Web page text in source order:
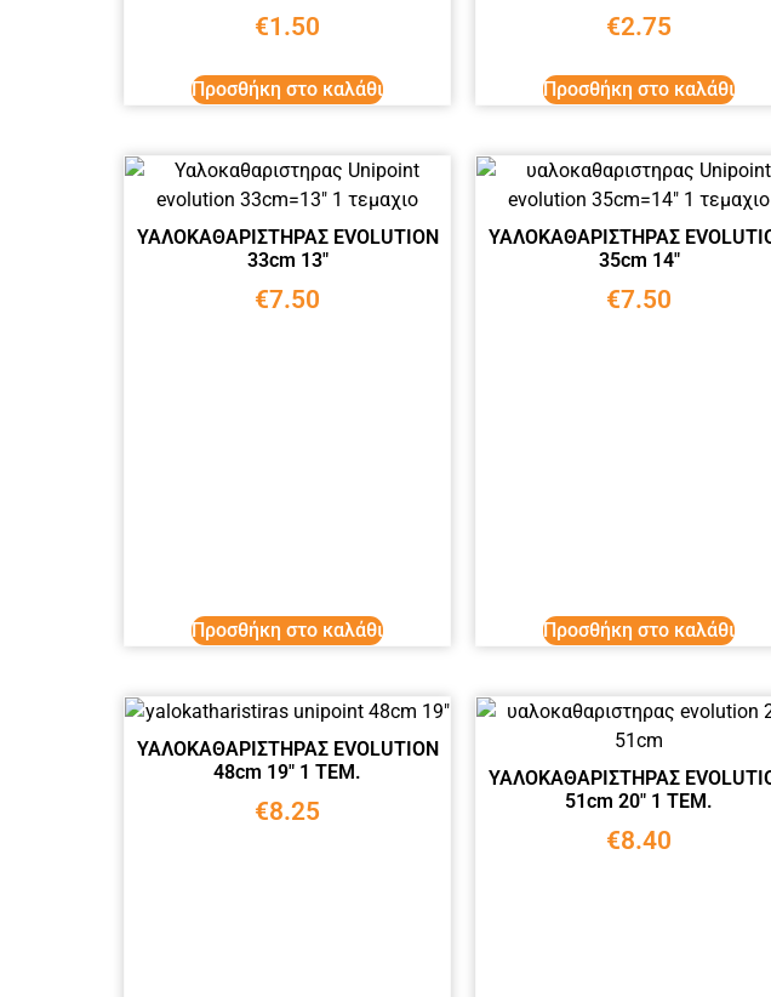
€1.50
Προσθήκη στο καλάθι
€2.75
Προσθήκη στο καλάθι
ΥΑΛΟΚΑΘΑΡΙΣΤΗΡΑΣ EVOLUTION
33cm 13″
€7.50
Προσθήκη στο καλάθι
ΥΑΛΟΚΑΘΑΡΙΣΤΗΡΑΣ
35cm 14″
€7.50
Προσθήκη στο καλάθι
ΥΑΛΟΚΑΘΑΡΙΣΤΗΡΑΣ EVOLUTION
48cm 19″ 1 ΤΕΜ.
€8.25
ΥΑΛΟΚΑΘΑΡΙΣΤΗΡΑΣ
51cm 20″ 1 ΤΕΜ.
€8.40